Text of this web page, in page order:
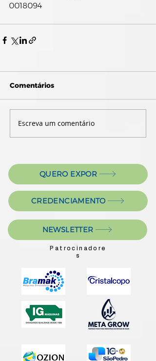
0018094
Comentários
Escreva um comentário
QUERO EXPOR
CREDENCIAMENTO
NEWSLETTER
Patrocinadore
s